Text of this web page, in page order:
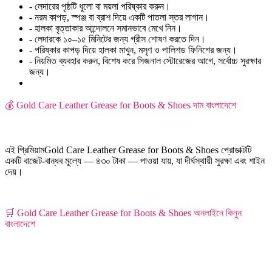
- লেদারের পৃষ্ঠটি ধুলো বা ময়লা পরিষ্কার করুন।
- নরম কাপড়, স্পঞ্জ বা ব্রাশ দিয়ে একটি পাতলা স্তর লাগান।
- হালকা বৃত্তাকার আন্দোলনে সমানভাবে মেখে নিন।
- লেদারকে ১০–১৫ মিনিটের জন্য গ্রীস শোষণ করতে দিন।
- পরিষ্কার কাপড় দিয়ে হালকা মাখুন, মসৃণ ও পালিশড ফিনিশের জন্য।
- নিয়মিত ব্যবহার করুন, বিশেষ করে সিজনাল স্টোরেজের আগে, সর্বোচ্চ সুরক্ষার
জন্য।
💰 Gold Care Leather Grease for Boots & Shoes দাম বাংলাদেশে
এই প্রিমিয়ামGold Care Leather Grease for Boots & Shoes প্রোডাক্টটি
একটি বাজেট-বান্ধব মূল্যে — ৪৩০ টাকা — পাওয়া যায়, যা দীর্ঘস্থায়ী সুরক্ষা এবং শাইন
দেয়।
🛒 Gold Care Leather Grease for Boots & Shoes অনলাইনে কিনুন
বাংলাদেশে